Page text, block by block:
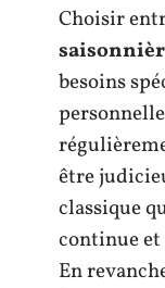
Choisir
besoins
être
classique
continue et
En